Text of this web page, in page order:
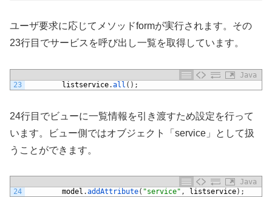
ユーザ要求に応じてメソッドformが実行されます。その
23行目でサービスを呼び出し一覧を取得しています。
Java
23
listservice.all ( ) ;
24行目でビューに一覧情報を引き渡すため設定を行って
います。ビュー側ではオブジェクト「service」として扱
うことができます。
Java
24
model .addAttribute( "service" , listservice) ;